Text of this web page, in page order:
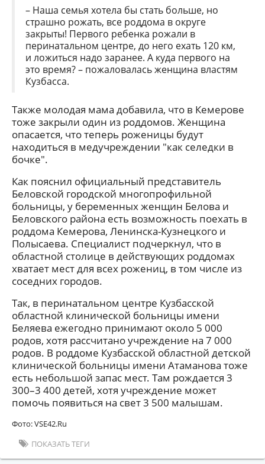
– Наша семья хотела бы стать больше, но
страшно рожать, все роддома в округе
закрыты! Первого ребенка рожали в
перинатальном центре, до него ехать 120 км,
и ложиться надо заранее. А куда первого на
это время? – пожаловалась женщина властям
Кузбасса.
Также молодая мама добавила, что в Кемерове
тоже закрыли один из роддомов. Женщина
опасается, что теперь роженицы будут
находиться в медучреждении "как селедки в
бочке".
Как пояснил официальный представитель
Беловской городской многопрофильной
больницы, у беременных женщин Белова и
Беловского района есть возможность поехать в
роддома Кемерова, Ленинска-Кузнецкого и
Полысаева. Специалист подчеркнул, что в
областной столице в действующих роддомах
хватает мест для всех рожениц, в том числе из
соседних городов.
Так, в перинатальном центре Кузбасской
областной клинической больницы имени
Беляева ежегодно принимают около 5 000
родов, хотя рассчитано учреждение на 7 000
родов. В роддоме Кузбасской областной детской
клинической больницы имени Атаманова тоже
есть небольшой запас мест. Там рождается 3
300–3 400 детей, хотя учреждение может
помочь появиться на свет 3 500 малышам.
Фото: VSE42.Ru
ПОКАЗАТЬ ТЕГИ